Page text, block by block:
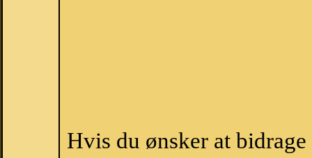
Hvis du ønsker at